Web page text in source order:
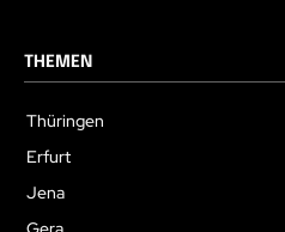
THEMEN
Thüringen
Erfurt
Jena